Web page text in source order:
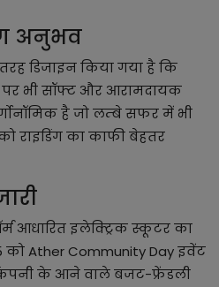
अनुभव
डिजाइन किया गया है कि
भी सॉफ्ट और आरामदायक
है जो लम्बे सफर में भी
राइडिंग का काफी बेहतर
आधारित इलेक्ट्रिक स्कूटर का
Ather Community Day इवेंट
कंपनी के आने वाले बजट-फ्रेंडली